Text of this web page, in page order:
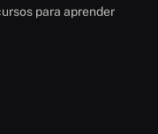
para aprender